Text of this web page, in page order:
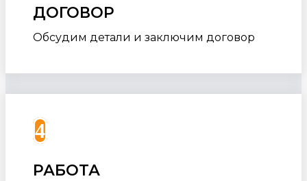
ДОГОВОР
Обсудим детали и заключим договор
4
РАБОТА